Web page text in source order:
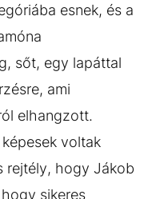
esnek, és a
sőt, egy lapáttal
ami
elhangzott.
voltak
rejtély, hogy Jákob
sikeres